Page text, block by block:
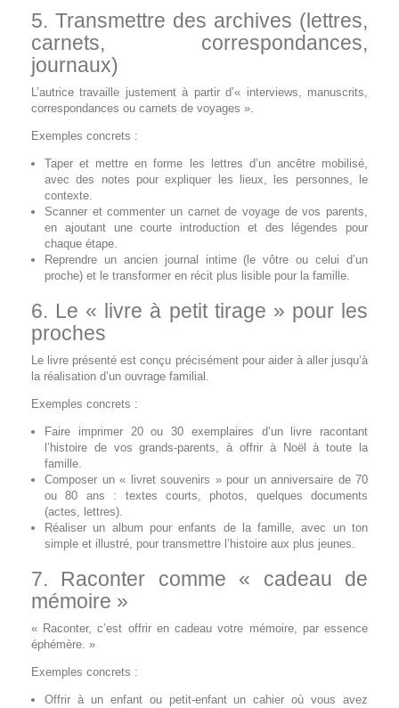
5. Transmettre des archives (lettres,
carnets, correspondances,
journaux)
L’autrice travaille justement à partir d’« interviews, manuscrits,
correspondances ou carnets de voyages ».
Exemples concrets :
Taper et mettre en forme les lettres d’un ancêtre mobilisé,
avec des notes pour expliquer les lieux, les personnes, le
contexte.
Scanner et commenter un carnet de voyage de vos parents,
en ajoutant une courte introduction et des légendes pour
chaque étape.
Reprendre un ancien journal intime (le vôtre ou celui d’un
proche) et le transformer en récit plus lisible pour la famille.
6. Le « livre à petit tirage » pour les
proches
Le livre présenté est conçu précisément pour aider à aller jusqu’à
la réalisation d’un ouvrage familial.
Exemples concrets :
Faire imprimer 20 ou 30 exemplaires d’un livre racontant
l’histoire de vos grands‑parents, à offrir à Noël à toute la
famille.
Composer un « livret souvenirs » pour un anniversaire de 70
ou 80 ans : textes courts, photos, quelques documents
(actes, lettres).
Réaliser un album pour enfants de la famille, avec un ton
simple et illustré, pour transmettre l’histoire aux plus jeunes.
7. Raconter comme « cadeau de
mémoire »
« Raconter, c’est offrir en cadeau votre mémoire, par essence
éphémère. »
Exemples concrets :
Offrir à un enfant ou petit‑enfant un cahier où vous avez